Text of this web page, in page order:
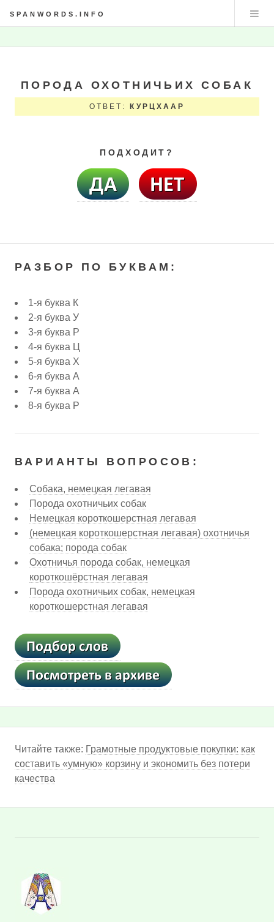
SPANWORDS.INFO
ПОРОДА ОХОТНИЧЬИХ СОБАК
ОТВЕТ: КУРЦХААР
ПОДХОДИТ?
РАЗБОР ПО БУКВАМ:
1-я буква К
2-я буква У
3-я буква Р
4-я буква Ц
5-я буква Х
6-я буква А
7-я буква А
8-я буква Р
ВАРИАНТЫ ВОПРОСОВ:
Собака, немецкая легавая
Порода охотничьих собак
Немецкая короткошерстная легавая
(немецкая короткошерстная легавая) охотничья
собака; порода собак
Охотничья порода собак, немецкая
короткошёрстная легавая
Порода охотничьих собак, немецкая
короткошерстная легавая
Читайте также: Грамотные продуктовые покупки: как
составить «умную» корзину и экономить без потери
качества